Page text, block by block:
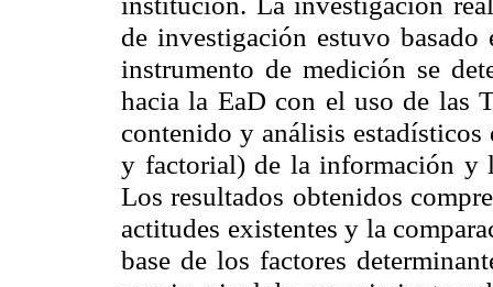
de investigación estuvo
instrumento de medición se
hacia la EaD con el uso de las
contenido y análisis
y factorial) de la información y
Los resultados obtenidos
actitudes existentes y la
base de los factores